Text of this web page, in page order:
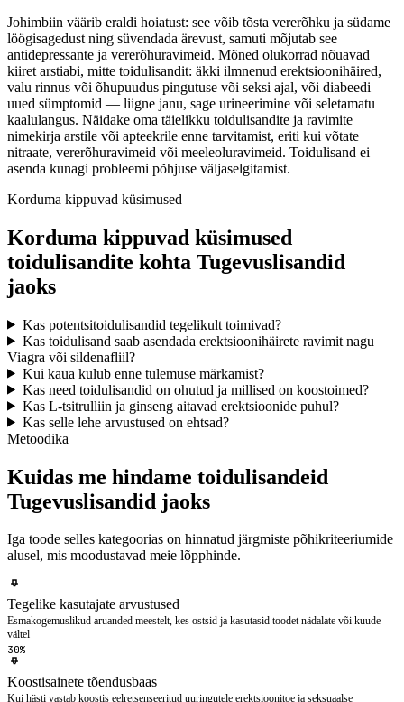
Johimbiin väärib eraldi hoiatust: see võib tõsta vererõhku ja südame
löögisagedust ning süvendada ärevust, samuti mõjutab see
antidepressante ja vererõhuravimeid. Mõned olukorrad nõuavad
kiiret arstiabi, mitte toidulisandit: äkki ilmnenud erektsioonihäired,
valu rinnus või õhupuudus pingutuse või seksi ajal, või diabeedi
uued sümptomid — liigne janu, sage urineerimine või seletamatu
kaalulangus. Näidake oma täielikku toidulisandite ja ravimite
nimekirja arstile või apteekrile enne tarvitamist, eriti kui võtate
nitraate, vererõhuravimeid või meeleoluravimeid. Toidulisand ei
asenda kunagi probleemi põhjuse väljaselgitamist.
Korduma kippuvad küsimused
Korduma kippuvad küsimused
toidulisandite kohta Tugevuslisandid
jaoks
Kas potentsitoidulisandid tegelikult toimivad?
Kas toidulisand saab asendada erektsioonihäirete ravimit nagu
Viagra või sildenafliil?
Kui kaua kulub enne tulemuse märkamist?
Kas need toidulisandid on ohutud ja millised on koostoimed?
Kas L-tsitrulliin ja ginseng aitavad erektsioonide puhul?
Kas selle lehe arvustused on ehtsad?
Metoodika
Kuidas me hindame toidulisandeid
Tugevuslisandid jaoks
Iga toode selles kategoorias on hinnatud järgmiste põhikriteeriumide
alusel, mis moodustavad meie lõpphinde.
Tegelike kasutajate arvustused
Esmakogemuslikud aruanded meestelt, kes ostsid ja kasutasid toodet nädalate või kuude
vältel
30%
Koostisainete tõendusbaas
Kui hästi vastab koostis eelretsenseeritud uuringutele erektsioonitoe ja seksuaalse